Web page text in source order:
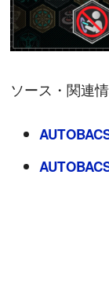
ソース・関連情